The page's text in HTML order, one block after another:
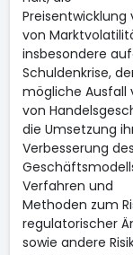
von
insbesondere
Schuldenkrise,
mögliche Ausfall
von
die Umsetzung
Verbesserung des
Verfahren und
Methoden zum
regulatorischer
sowie andere